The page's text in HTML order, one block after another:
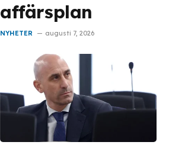
affärsplan
NYHETER augusti 7, 2026